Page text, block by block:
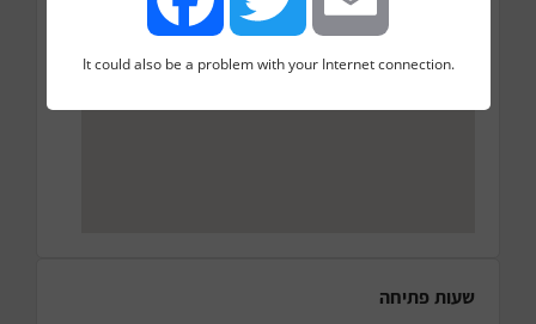
שעות פתיחה
FacebookTwitter Email
It could also be a problem with your Internet connection.